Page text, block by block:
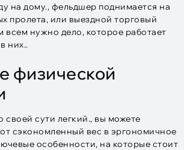
на дому., фельдшер поднимается на
пролета, или выездной торговый
всем нужно дело, которое работает
них..
физической
своей сути легкий., вы можете
сэкономленный вес в эргономичное
особенности, на которые стоит